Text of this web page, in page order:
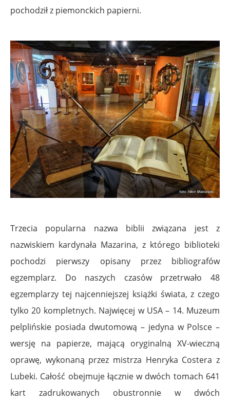
pochodził z piemonckich papierni.
Trzecia popularna nazwa biblii związana jest z
nazwiskiem kardynała Mazarina, z którego biblioteki
pochodzi pierwszy opisany przez bibliografów
egzemplarz. Do naszych czasów przetrwało 48
egzemplarzy tej najcenniejszej książki świata, z czego
tylko 20 kompletnych. Najwięcej w USA – 14. Muzeum
pelplińskie posiada dwutomową – jedyna w Polsce –
wersję na papierze, mającą oryginalną XV-wieczną
oprawę, wykonaną przez mistrza Henryka Costera z
Lubeki. Całość obejmuje łącznie w dwóch tomach 641
kart zadrukowanych obustronnie w dwóch